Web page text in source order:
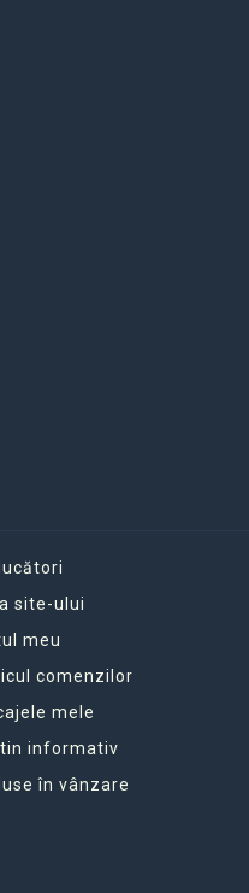
site-ului
meu
comenzilor
mele
informativ
în vânzare